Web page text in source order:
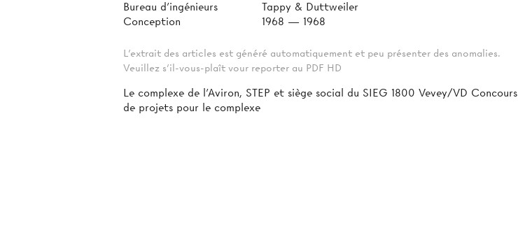
Bureau d'ingénieurs
Tappy & Duttweiler
Conception
1968 — 1968
L'extrait des articles est généré automatiquement et peu présenter des anomalies.
Veuillez s'il-vous-plaît vour reporter au PDF HD
Le complexe de l’Aviron, STEP et siège social du SIEG 1800 Vevey/VD Concours
de projets pour le complexe